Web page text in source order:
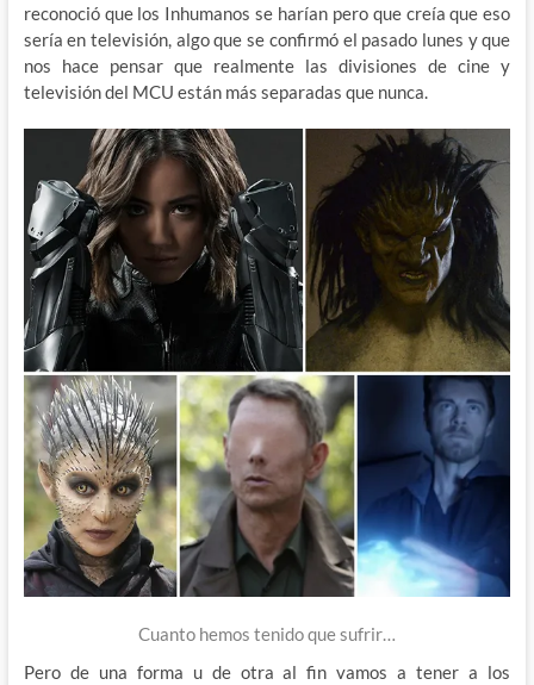
reconoció que los Inhumanos se harían pero que creía que eso
sería en televisión, algo que se confirmó el pasado lunes y que
nos hace pensar que realmente las divisiones de cine y
televisión del MCU están más separadas que nunca.
Cuanto hemos tenido que sufrir…
Pero de una forma u de otra al fin vamos a tener a los